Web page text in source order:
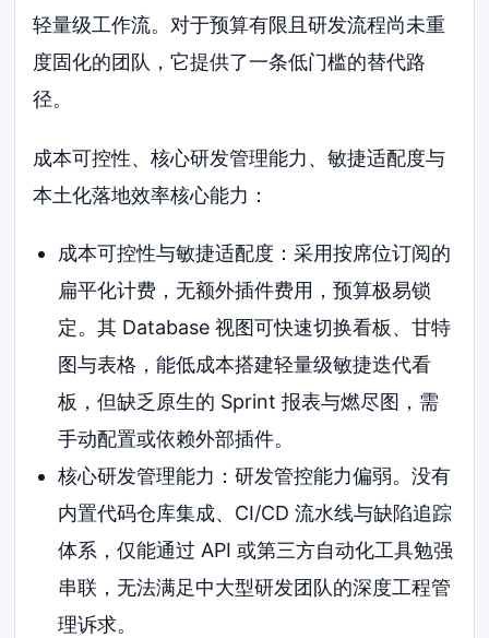
轻量级工作流。对于预算有限且研发流程尚未重
度固化的团队，它提供了一条低门槛的替代路
径。
成本可控性、核心研发管理能力、敏捷适配度与
本土化落地效率核心能力：
成本可控性与敏捷适配度：采用按席位订阅的
扁平化计费，无额外插件费用，预算极易锁
定。其 Database 视图可快速切换看板、甘特
图与表格，能低成本搭建轻量级敏捷迭代看
板，但缺乏原生的 Sprint 报表与燃尽图，需
手动配置或依赖外部插件。
核心研发管理能力：研发管控能力偏弱。没有
内置代码仓库集成、CI/CD 流水线与缺陷追踪
体系，仅能通过 API 或第三方自动化工具勉强
串联，无法满足中大型研发团队的深度工程管
理诉求。